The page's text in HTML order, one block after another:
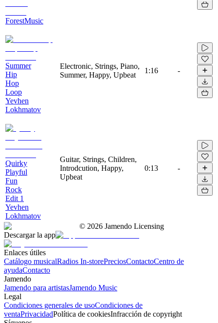
ForestMusic
Summer
Hip
Hop
Loop
Yevhen
Lokhmatov
Electronic, Strings, Piano,
Summer, Happy, Upbeat
1:16 -
Quirky
Playful
Fun
Rock
Edit 1
Yevhen
Lokhmatov
Guitar, Strings, Children,
Introdcution, Happy,
Upbeat
0:13 -
© 2026 Jamendo Licensing
Descargar la app
Enlaces útiles
Catálogo musicalRadios In-storePreciosContactoCentro de
ayudaContacto
Jamendo
Jamendo para artistasJamendo Music
Legal
Condiciones generales de usoCondiciones de
ventaPrivacidadPolítica de cookiesInfracción de copyright